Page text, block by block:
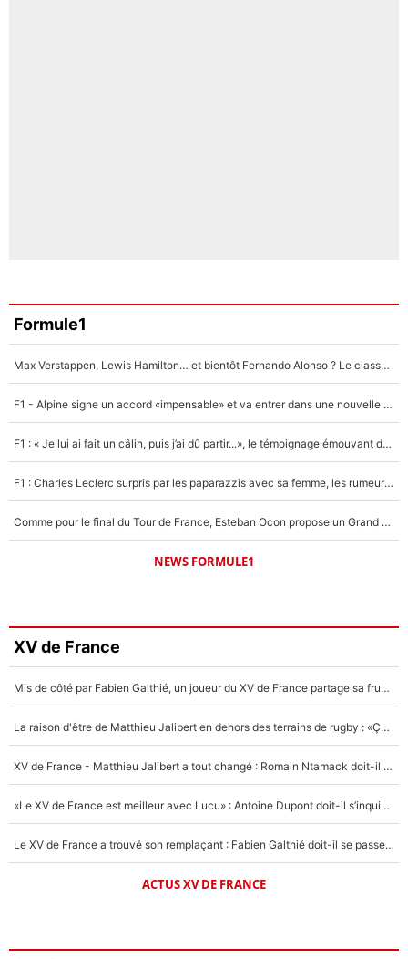
Formule1
Max Verstappen, Lewis Hamilton… et bientôt Fernando Alonso ? Le classement des pilotes les mieux payés en Formule 1 risque de changer !
F1 - Alpine signe un accord «impensable» et va entrer dans une nouvelle dimension : Grande nouvelle pour Pierre Gasly !
F1 : « Je lui ai fait un câlin, puis j’ai dû partir...», le témoignage émouvant de Max Verstappen sur sa fille
F1 : Charles Leclerc surpris par les paparazzis avec sa femme, les rumeurs étaient vraies !
Comme pour le final du Tour de France, Esteban Ocon propose un Grand Prix de Formule 1 à Paris : «Autour de l’Arc de Triomphe, ce serait génial» !
NEWS FORMULE1
XV de France
Mis de côté par Fabien Galthié, un joueur du XV de France partage sa frustration : «ils ne me l’ont pas dit tout de suite»
La raison d'être de Matthieu Jalibert en dehors des terrains de rugby : «Ça m'atteint autant que si tu touches à un membre de ma famille»
XV de France - Matthieu Jalibert a tout changé : Romain Ntamack doit-il s’inquiéter pour sa place à un an de la Coupe du monde ?
«Le XV de France est meilleur avec Lucu» : Antoine Dupont doit-il s’inquiéter pour sa place ?
Le XV de France a trouvé son remplaçant : Fabien Galthié doit-il se passer d'Antoine Dupont ?
ACTUS XV DE FRANCE